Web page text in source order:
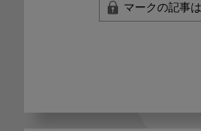
マークの記事